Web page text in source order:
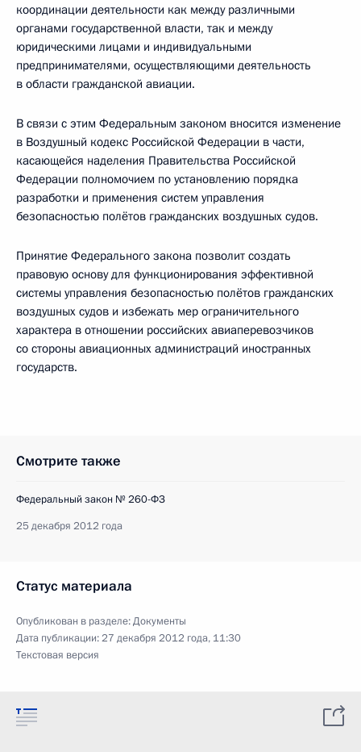
координации деятельности как между различными
органами государственной власти, так и между
юридическими лицами и индивидуальными
предпринимателями, осуществляющими деятельность
в области гражданской авиации.
В связи с этим Федеральным законом вносится изменение
в Воздушный кодекс Российской Федерации в части,
касающейся наделения Правительства Российской
Федерации полномочием по установлению порядка
разработки и применения систем управления
безопасностью полётов гражданских воздушных судов.
Принятие Федерального закона позволит создать
правовую основу для функционирования эффективной
системы управления безопасностью полётов гражданских
воздушных судов и избежать мер ограничительного
характера в отношении российских авиаперевозчиков
со стороны авиационных администраций иностранных
государств.
Смотрите также
Федеральный закон № 260-ФЗ
25 декабря 2012 года
Статус материала
Опубликован в разделе:Документы
Дата публикации:27 декабря 2012 года, 11:30
Текстовая версия